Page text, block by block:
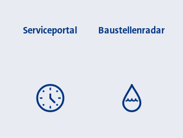
Serviceportal Baustellenradar